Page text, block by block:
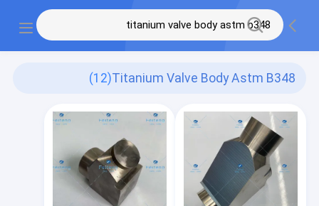
Titanium Valve Body Astm B348
(12)